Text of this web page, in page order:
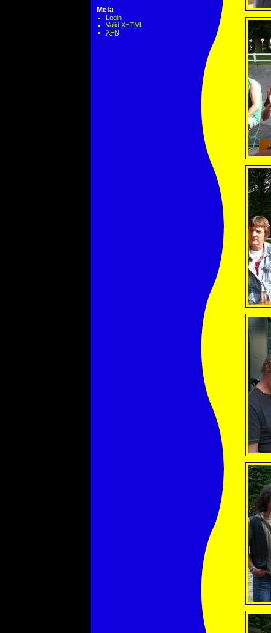
Meta
Login
Valid XHTML
XFN